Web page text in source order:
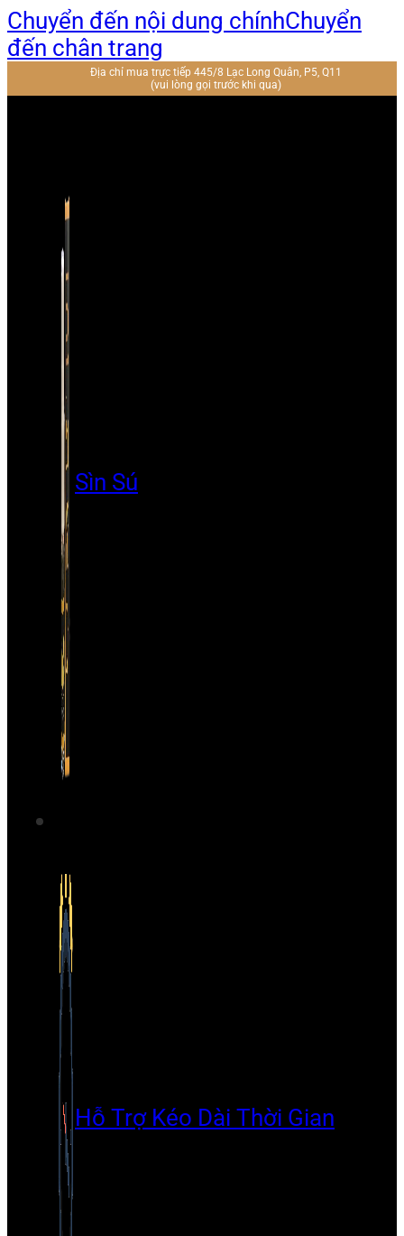
Chuyển đến nội dung chínhChuyển
đến chân trang
Địa chỉ mua trực tiếp 445/8 Lạc Long Quân, P5, Q11
(vui lòng gọi trước khi qua)
Sìn Sú
Hỗ Trợ Kéo Dài Thời Gian